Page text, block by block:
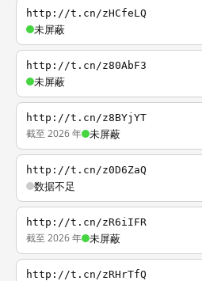
http://t.cn/zHCfeLQ
未屏蔽
http://t.cn/z80AbF3
未屏蔽
http://t.cn/z8BYjYT
截至 2026 年 未屏蔽
http://t.cn/z0D6ZaQ
数据不足
http://t.cn/zR6iIFR
截至 2026 年 未屏蔽
http://t.cn/zRHrTfQ